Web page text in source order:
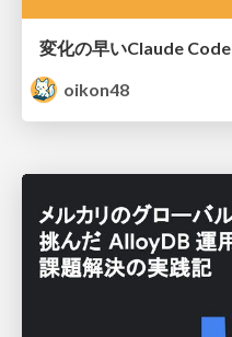
変化の早いClaude
oikon48